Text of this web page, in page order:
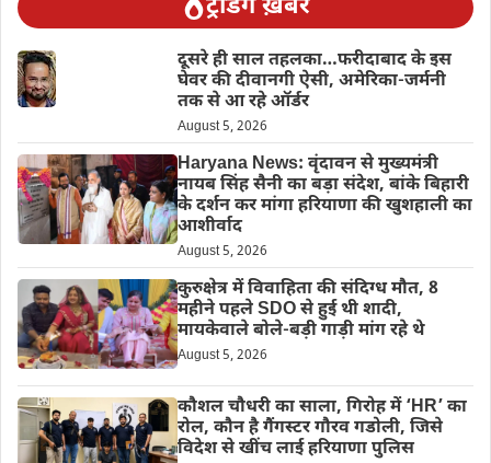
ट्रेंडिंग ख़बरें
दूसरे ही साल तहलका…फरीदाबाद के इस
घेवर की दीवानगी ऐसी, अमेरिका-जर्मनी
तक से आ रहे ऑर्डर
August 5, 2026
Haryana News: वृंदावन से मुख्यमंत्री
नायब सिंह सैनी का बड़ा संदेश, बांके बिहारी
के दर्शन कर मांगा हरियाणा की खुशहाली का
आशीर्वाद
August 5, 2026
कुरुक्षेत्र में विवाहिता की संदिग्ध मौत, 8
महीने पहले SDO से हुई थी शादी,
मायकेवाले बोले-बड़ी गाड़ी मांग रहे थे
August 5, 2026
कौशल चौधरी का साला, गिरोह में ‘HR’ का
रोल, कौन है गैंगस्टर गौरव गडोली, जिसे
विदेश से खींच लाई हरियाणा पुलिस